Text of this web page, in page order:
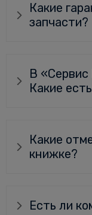
Какие
запчасти?
В
Какие
Какие
книжке?
Есть ли